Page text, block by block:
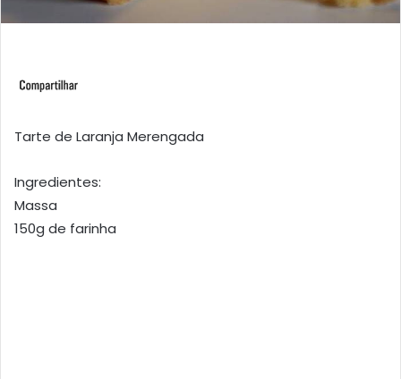
Tarte de Laranja Merengada
Ingredientes:
Massa
150g de farinha